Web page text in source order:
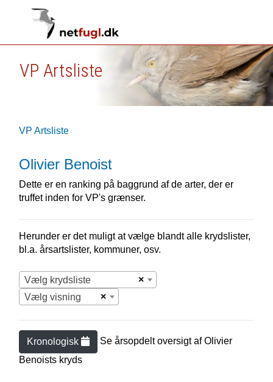
VP Artsliste
VP Artsliste
Olivier Benoist
Dette er en ranking på baggrund af de arter, der er
truffet inden for VP's grænser.
Herunder er det muligt at vælge blandt alle krydslister,
bl.a. årsartslister, kommuner, osv.
×
Vælg krydsliste
×
Vælg visning
Kronologisk Se årsopdelt oversigt afOlivier
Benoists kryds